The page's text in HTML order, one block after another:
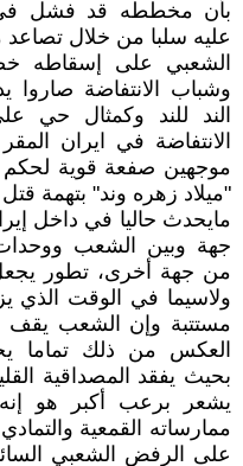
بأن مخططه قد فشل في
عليه سلبا من خلال تصاعد
الشعبي على إسقاطه
وشباب الانتفاضة صاروا
الند للند وکمثال حي
الانتفاضة في ايران
موجهين صفعة قوية لحكم
"ميلاد زهره وند" بتهمة
مايحدث حاليا في داخل
جهة وبين الشعب ووحدات
من جهة أخرى، تطور يجعل
ولاسيما في الوقت الذي
مستتبة وإن الشعب يقف
العکس من ذلك تماما
بحيث يفقد المصداقية
يشعر برعب أکبر هو
ممارساته القمعية
على الرفض الشعبي